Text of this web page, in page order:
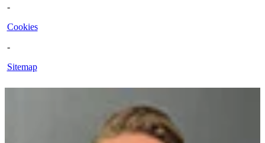
-
Cookies
-
Sitemap